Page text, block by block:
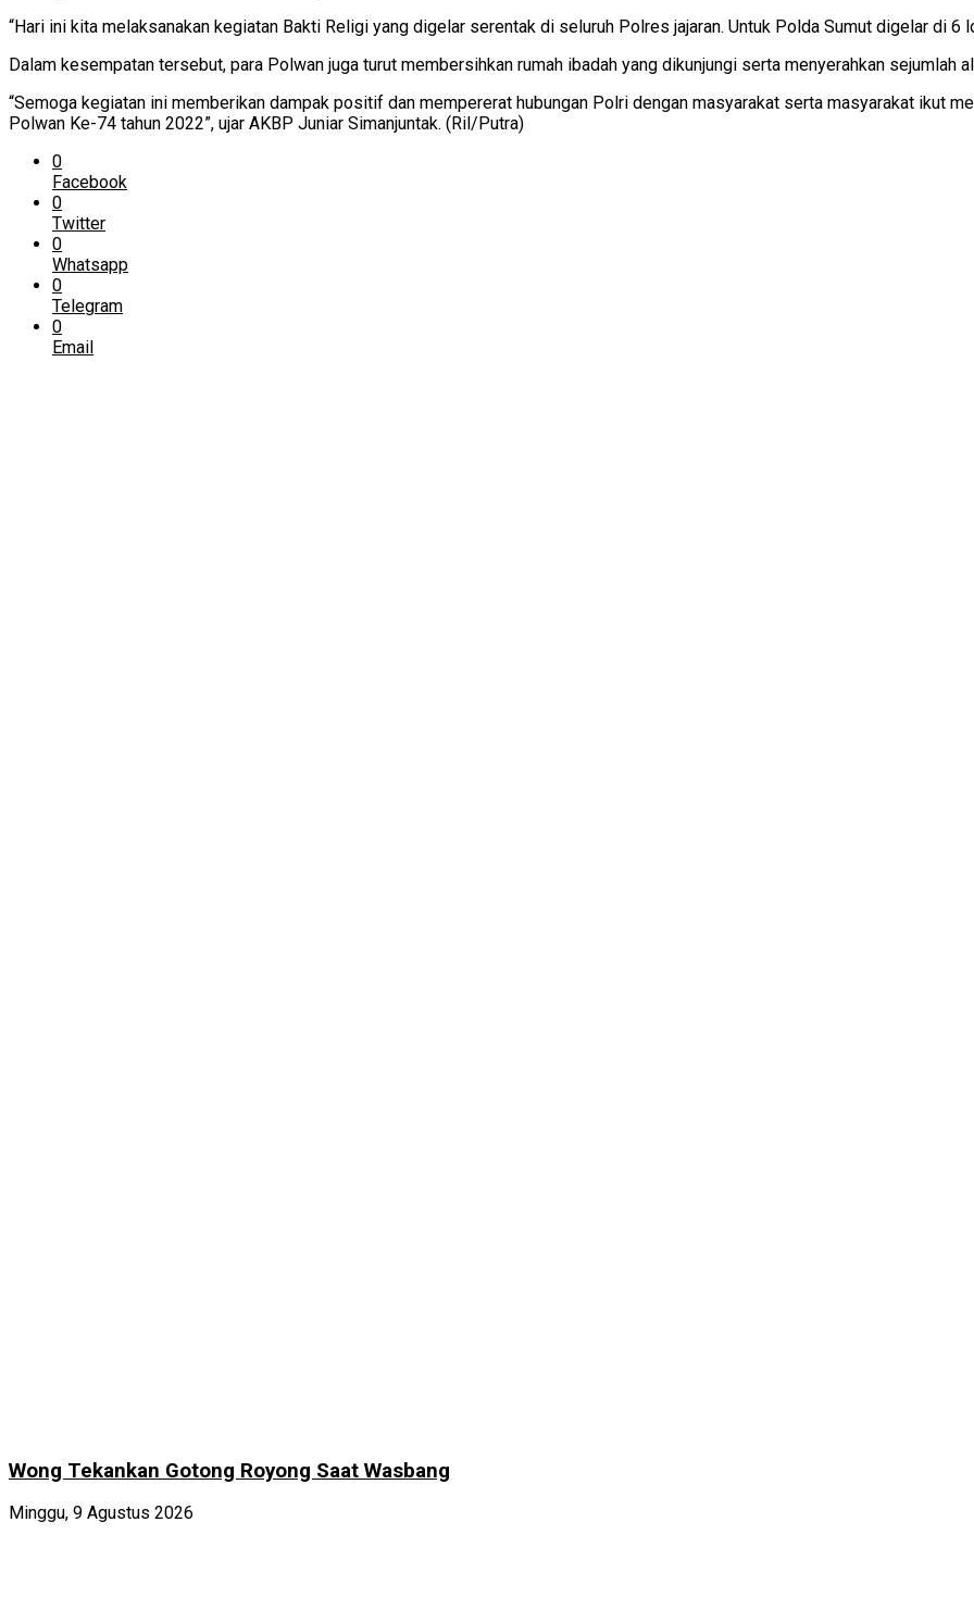
“Hari ini kita melaksanakan kegiatan Bakti Religi yang digelar serentak di seluruh Polres jajaran. Untuk Polda Sumut digelar di 6
Dalam kesempatan tersebut, para Polwan juga turut membersihkan rumah ibadah yang dikunjungi serta menyerahkan sejumlah
“Semoga kegiatan ini memberikan dampak positif dan mempererat hubungan Polri dengan masyarakat serta masyarakat ikut
Polwan Ke-74 tahun 2022”, ujar AKBP Juniar Simanjuntak. (Ril/Putra)
0
Facebook
0
Twitter
0
Whatsapp
0
Telegram
0
Email
Wong Tekankan Gotong Royong Saat Wasbang
Minggu, 9 Agustus 2026